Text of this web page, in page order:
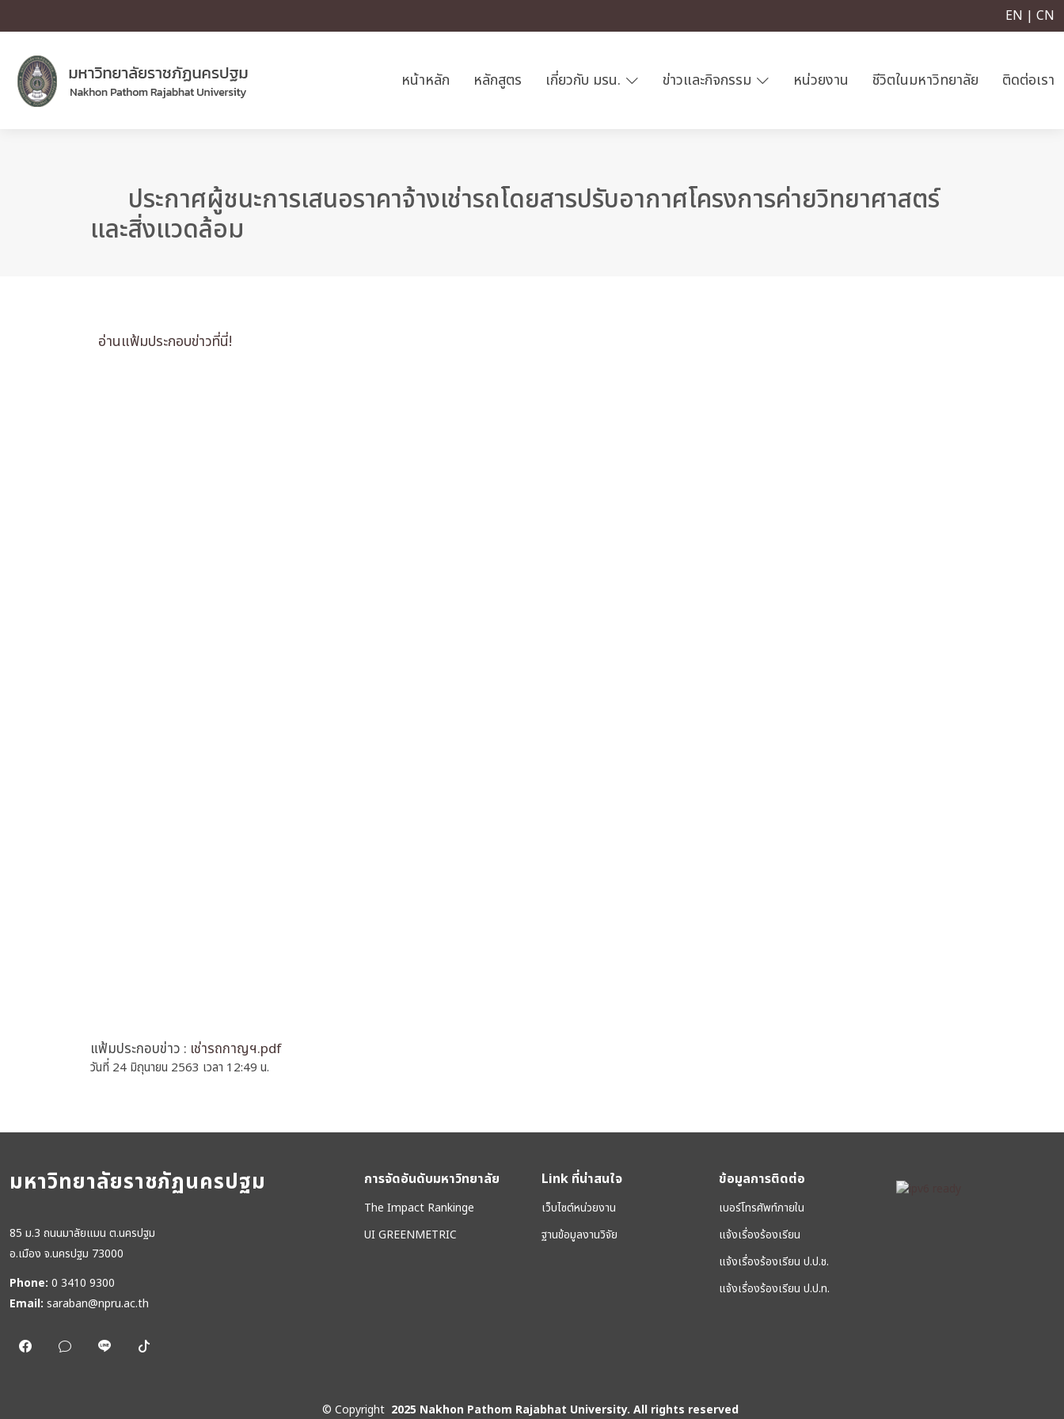
EN | CN
หน้าหลัก หลักสูตร เกี่ยวกับ มรน. ข่าวและกิจกรรม หน่วยงาน ชีวิตในมหาวิทยาลัย ติดต่อเรา
ประกาศผู้ชนะการเสนอราคาจ้างเช่ารถโดยสารปรับอากาศโครงการค่ายวิทยาศาสตร์
และสิ่งแวดล้อม
อ่านแฟ้มประกอบข่าวที่นี่!
แฟ้มประกอบข่าว : เช่ารถกาญฯ.pdf
วันที่ 24 มิถุนายน 2563 เวลา 12:49 น.
มหาวิทยาลัยราชภัฏนครปฐม
85 ม.3 ถนนมาลัยแมน ต.นครปฐม
อ.เมือง จ.นครปฐม 73000
Phone: 0 3410 9300
Email: saraban@npru.ac.th
การจัดอันดับมหาวิทยาลัย
The Impact Rankinge
UI GREENMETRIC
Link ที่น่าสนใจ
เว็บไซต์หน่วยงาน
ฐานข้อมูลงานวิจัย
ข้อมูลการติดต่อ
เบอร์โทรศัพท์ภายใน
แจ้งเรื่องร้องเรียน
แจ้งเรื่องร้องเรียน ป.ป.ช.
แจ้งเรื่องร้องเรียน ป.ป.ท.
© Copyright 2025 Nakhon Pathom Rajabhat University. All rights reserved